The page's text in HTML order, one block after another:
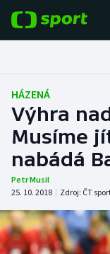
Fotbal
Hokej
Tenis
Atletika
Cyklistika
HÁZENÁ
Výhra
Musíme
nabádá
Petr Musil
25. 10. 2018 | Zdroj: ČT